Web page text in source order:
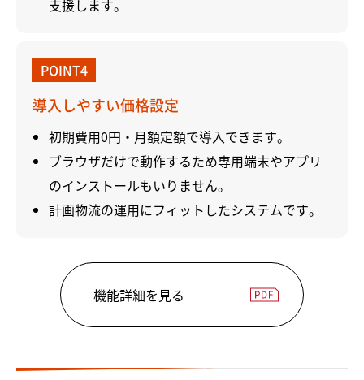
支援します。
POINT4
導入しやすい価格設定
初期費用0円・月額定額で導入できます。
ブラウザだけで動作するため専用端末やアプリ
のインストールもいりません。
計画物流の運用にフィットしたシステムです。
機能詳細を見る